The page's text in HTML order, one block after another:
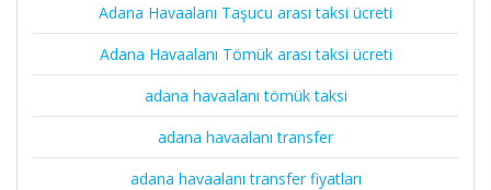
Adana Havaalanı Taşucu arası taksi ücreti
Adana Havaalanı Tömük arası taksi ücreti
adana havaalanı tömük taksi
adana havaalanı transfer
adana havaalanı transfer fiyatları